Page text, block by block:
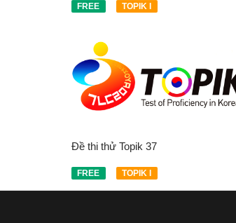
FREE TOPIK I
Đề thi thử Topik 37
FREE TOPIK I